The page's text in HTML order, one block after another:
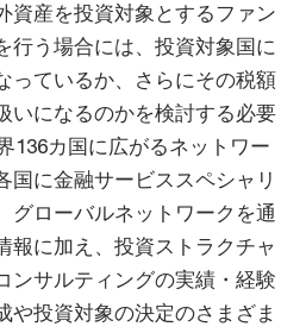
資産を投資対象とするファン
行う場合には、投資対象国に
っているか、さらにその税額
いになるのかを検討する必要
136カ国に広がるネットワー
国に金融サービススペシャリ
グローバルネットワークを通
報に加え、投資ストラクチャ
ンサルティングの実績・経験
や投資対象の決定のさまざま